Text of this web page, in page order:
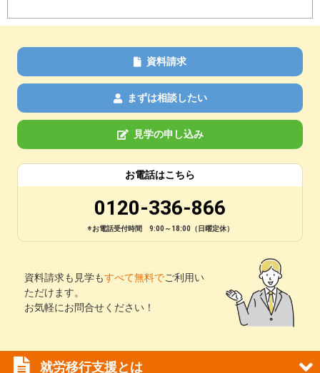
資料請求
まずは相談したい
見学の申し込み
お電話はこちら
0120-336-866
※お電話受付時間 9:00～18:00（日曜定休）
資料請求も見学もすべて無料でご利用い
ただけます。
お気軽にお問合せください！
就労移行支援とは